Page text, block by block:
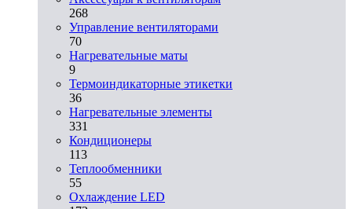
268
Управление вентиляторами
70
Нагревательные маты
9
Термоиндикаторные этикетки
36
Нагревательные элементы
331
Кондиционеры
113
Теплообменники
55
Охлаждение LED